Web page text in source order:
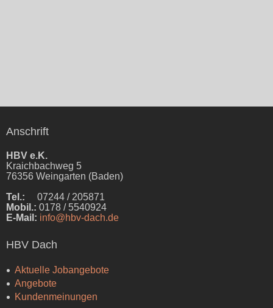
Anschrift
HBV e.K.
Kraichbachweg 5
76356 Weingarten (Baden)
Tel.: 07244 / 205871
Mobil.: 0178 / 5540924
E-Mail: info@hbv-dach.de
HBV Dach
Aktuelle Jobangebote
Angebote
Kundenmeinungen